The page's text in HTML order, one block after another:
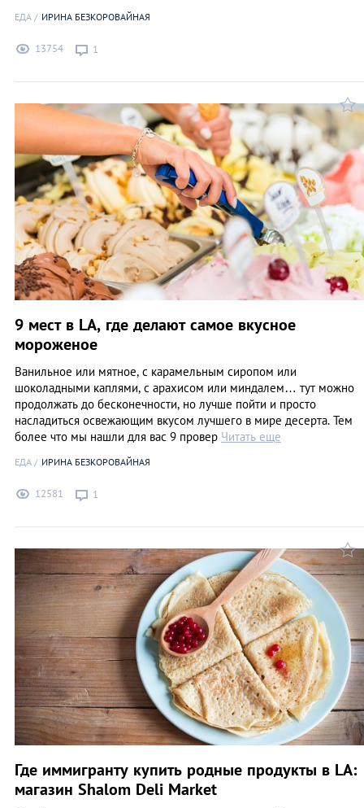
ЕДА ИРИНА БЕЗКОРОВАЙНАЯ
13754 1
9 мест в LA, где делают самое вкусное
мороженое
Ванильное или мятное, с карамельным сиропом или
шоколадными каплями, с арахисом или миндалем… тут можно
продолжать до бесконечности, но лучше пойти и просто
насладиться освежающим вкусом лучшего в мире десерта. Тем
более что мы нашли для вас 9 провер Читать еще
ЕДА ИРИНА БЕЗКОРОВАЙНАЯ
12581 1
Где иммигранту купить родные продукты в LA:
магазин Shalom Deli Market